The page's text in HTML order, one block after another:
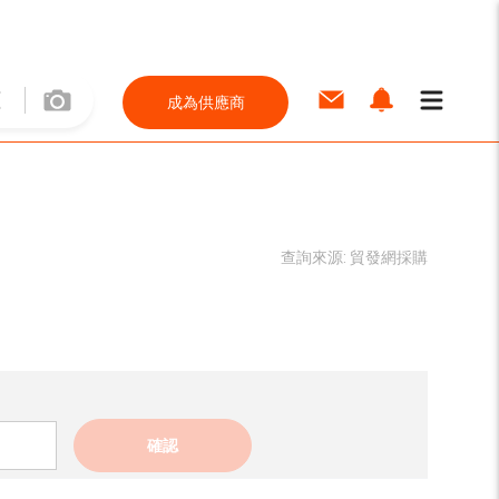
成為供應商
查詢來源: 貿發網採購
確認